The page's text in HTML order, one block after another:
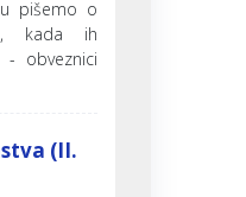
pišemo o
kada ih
obveznici
(II.